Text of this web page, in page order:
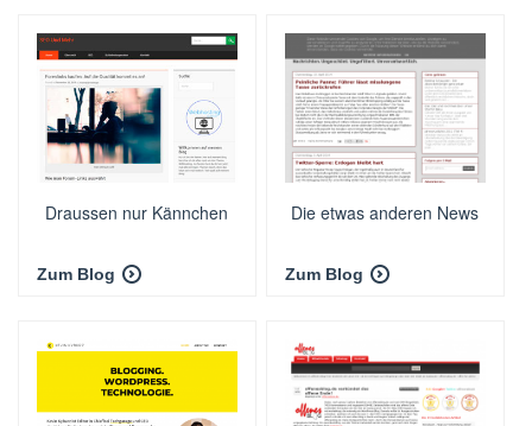
Draussen nur Kännchen
Zum Blog
Die etwas anderen News
Zum Blog